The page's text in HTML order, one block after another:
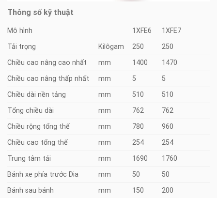
Thông số kỹ thuật
Mô hình 1XFE6
1XFE7
Tải trọng
Kilôgam 250
250
Chiều cao nâng cao nhất
mm 1400
1470
Chiều cao nâng thấp nhất
mm 5
5
Chiều dài nền tảng
mm 510
510
Tổng chiều dài
mm 762
762
Chiều rộng tổng thể
mm 780
960
Chiều cao tổng thể
mm 254
254
Trung tâm tải
mm 1690
1760
Bánh xe phía trước Dia
mm 50
50
Bánh sau bánh
mm 150
200